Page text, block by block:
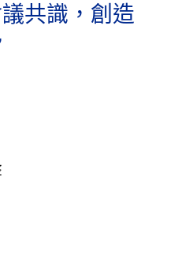
議共識，創造